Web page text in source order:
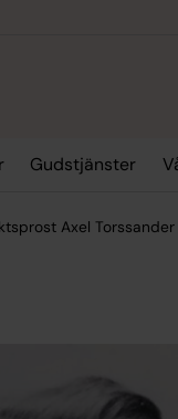
Gudstjänster
Axel Torssander